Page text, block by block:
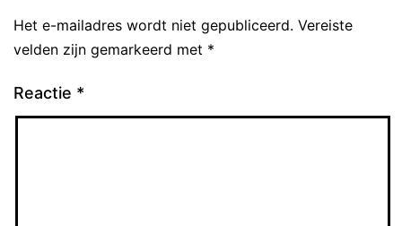
Het e-mailadres wordt niet gepubliceerd. Vereiste
velden zijn gemarkeerd met *
Reactie *